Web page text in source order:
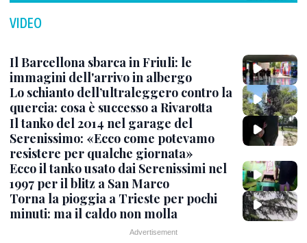
VIDEO
Il Barcellona sbarca in Friuli: le
immagini dell'arrivo in albergo
Lo schianto dell’ultraleggero contro la
quercia: cosa è successo a Rivarotta
Il tanko del 2014 nel garage del
Serenissimo: «Ecco come potevamo
resistere per qualche giornata»
Ecco il tanko usato dai Serenissimi nel
1997 per il blitz a San Marco
Torna la pioggia a Trieste per pochi
minuti: ma il caldo non molla